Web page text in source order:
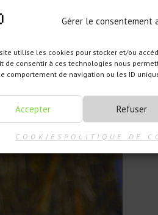
Gérer le consentement
utilise les cookies pour stocker et/ou
de consentir à ces technologies nous
comportement de navigation ou les ID
Accepter Refuser
COOKIES POLITIQUE DE